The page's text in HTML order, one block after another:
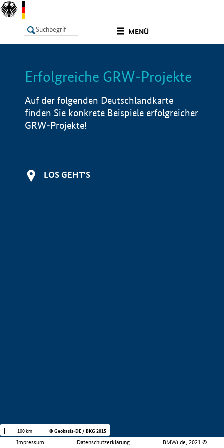
MENÜ
LISTE Info
Erfolgreiche GRW-Projekte
Auf der folgenden Deutschlandkarte
finden Sie konkrete Beispiele erfolgreicher
GRW-Projekte!
LOS GEHT'S
Impressum Datenschutzerklärung BMWi.de, 2021 ©
100 km © Geobasis-DE / BKG 2015